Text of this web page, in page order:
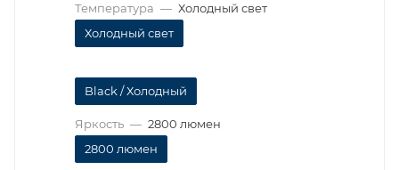
Температура — Холодный свет
Холодный свет
Black / Холодный
Яркость — 2800 люмен
2800 люмен